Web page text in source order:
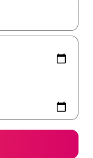
explore-os